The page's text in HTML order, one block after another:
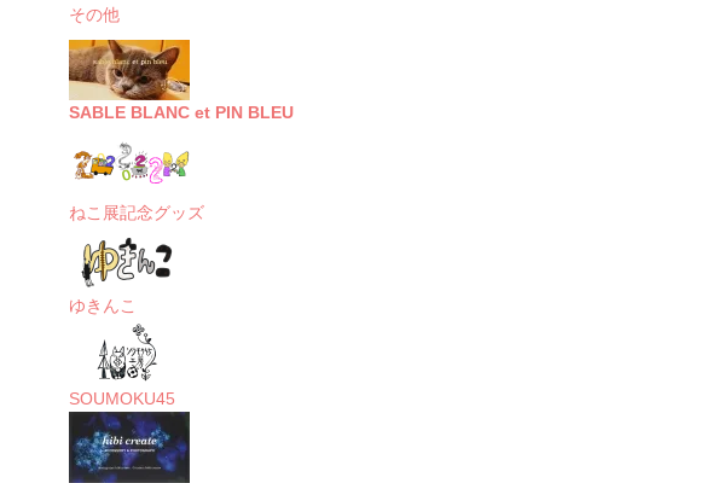
その他
SABLE BLANC et PIN BLEU
ねこ展記念グッズ
ゆきんこ
SOUMOKU45